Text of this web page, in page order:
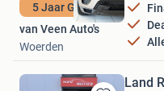
5 Jaar Garantie
van Veen Auto's
Woerden
Land